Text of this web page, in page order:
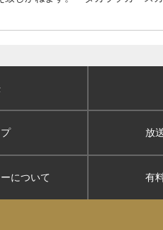
放
について 有